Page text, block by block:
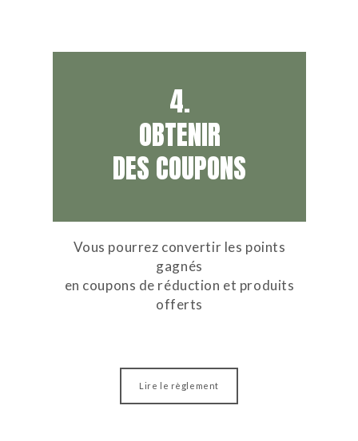
4.
OBTENIR
DES COUPONS
Vous pourrez convertir les points
gagnés
en coupons de réduction et produits
offerts
Lire le règlement